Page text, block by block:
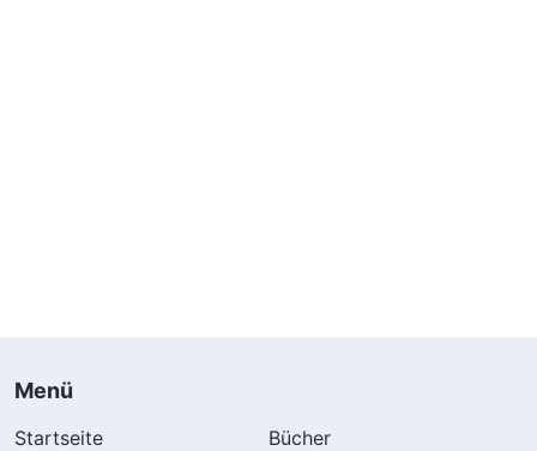
Menü
Startseite
Bücher